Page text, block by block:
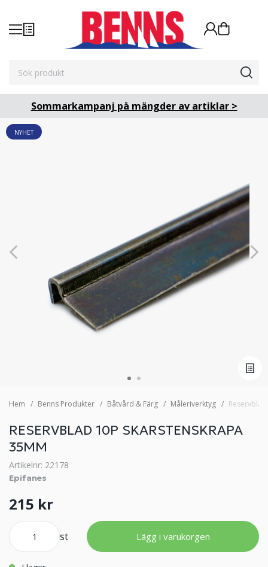
Sommarkampanj på mängder av artiklar >
NYHET
Hem Benns Produkter Båtvård & Färg Måleriverktyg
RESERVBLAD 10P SKARSTENSKRAPA
35MM
Artikelnr: 22178
Epifanes
215 kr
st Lägg i varukorgen